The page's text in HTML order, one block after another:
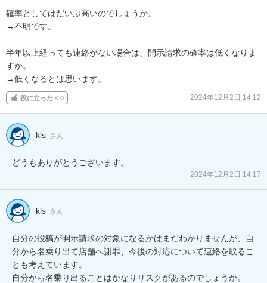
確率としてはだいぶ高いのでしょうか。
→不明です。
半年以上経っても連絡がない場合は、開示請求の確率は低くなりま
すか。
→低くなるとは思います。
役に立った 0 2024年12月2日 14:12
kls さん
どうもありがとうございます。
2024年12月2日 14:17
kls さん
自分の投稿が開示請求の対象になるかはまだわかりませんが、自
分から名乗り出て店舗へ謝罪、今後の対応について連絡を取るこ
とも考えています。
自分から名乗り出ることはかなりリスクがあるのでしょうか。